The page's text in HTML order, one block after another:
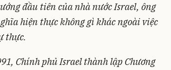
đầu tiên của nhà nước Israel, ông
hiện thực không gì khác ngoài việc
thực.
Chính phủ Israel thành lập Chương